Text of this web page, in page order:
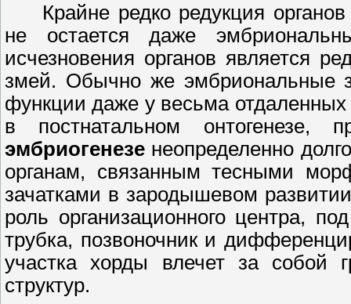
Крайне редко редукция
не остается даже
исчезновения органов является
змей. Обычно же эмбриональные
функции даже у весьма
в постнатальном онтогенезе,
эмбриогенезе неопределенно
органам, связанным тесными
зачатками в зародышевом
роль организационного центра,
трубка, позвоночник и
участка хорды влечет за собой
структур.